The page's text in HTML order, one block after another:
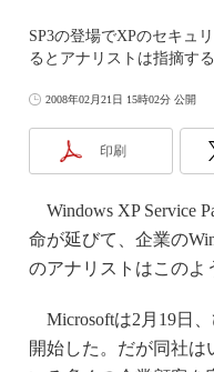
SP3の登場でXPのセキュ
るとアナリストは指摘する
2008年02月21日 15時02分 公開
印刷
Windows XP Service
命が延びて、企業の
のアナリストはこのよ
Microsoftは2月19日、
開始した。だが同社